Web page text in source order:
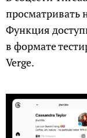
просматривать
Функция
в формате
Verge.